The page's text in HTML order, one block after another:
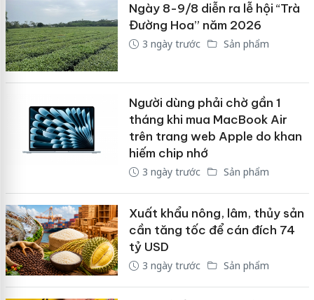
Ngày 8-9/8 diễn ra lễ hội “Trà
Đường Hoa” năm 2026
3 ngày trước Sản phẩm
Người dùng phải chờ gần 1
tháng khi mua MacBook Air
trên trang web Apple do khan
hiếm chip nhớ
3 ngày trước Sản phẩm
Xuất khẩu nông, lâm, thủy sản
cần tăng tốc để cán đích 74
tỷ USD
3 ngày trước Sản phẩm